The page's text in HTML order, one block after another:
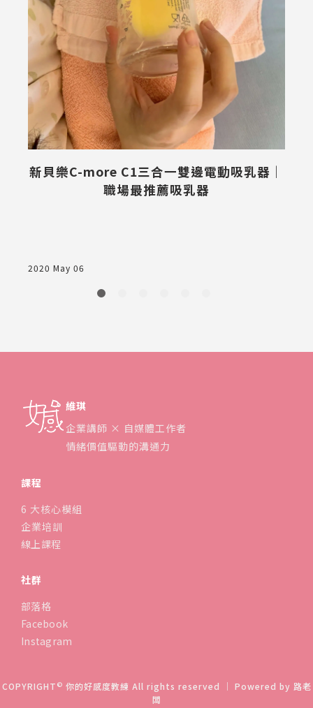
新貝樂C-more C1三合一雙邊電動吸乳器｜
職場最推薦吸乳器
2020 May 06
維琪
企業講師 × 自媒體工作者
情緒價值驅動的溝通力
課程
6 大核心模組
企業培訓
線上課程
社群
部落格
Facebook
Instagram
COPYRIGHT © 你的好感度教練 All rights reserved ｜ Powered by 路老
闆